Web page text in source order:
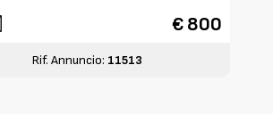
€ 800
Rif. Annuncio: 11513